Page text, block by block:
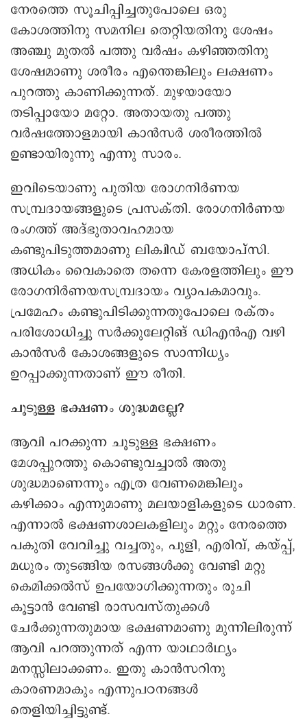
നേരത്തെ സൂചിപ്പിച്ചതുപോലെ ഒരു
കോശത്തിനു സമനില തെറ്റിയതിനു ശേഷം
അഞ്ചു മുതൽ പത്തു വർഷം കഴിഞ്ഞതിനു
ശേഷമാണു ശരീരം എന്തെങ്കിലും ലക്ഷണം
പുറത്തു കാണിക്കുന്നത്. മുഴയായോ
തടിപ്പായോ മറ്റോ. അതായതു പത്തു
വർഷത്തോളമായി കാൻസർ ശരീരത്തിൽ
ഉണ്ടായിരുന്നു എന്നു സാരം.
ഇവിടെയാണു പുതിയ രോഗനിർണയ
സമ്പ്രദായങ്ങളുടെ പ്രസക്തി. രോഗനിർണയ
രംഗത്ത് അദ്ഭുതാവഹമായ
കണ്ടുപിടുത്തമാണു ലിക്വിഡ് ബയോപ്സി.
അധികം വൈകാതെ തന്നെ കേരളത്തിലും ഈ
രോഗനിർണയസമ്പ്രദായം വ്യാപകമാവും.
പ്രമേഹം കണ്ടുപിടിക്കുന്നതുപോലെ രക്തം
പരിശോധിച്ചു സർക്കുലേറ്റിങ് ഡിഎൻഎ വഴി
കാൻസർ കോശങ്ങളുടെ സാന്നിധ്യം
ഉറപ്പാക്കുന്നതാണ് ഈ രീതി.
ചൂടുള്ള ഭക്ഷണം ശുദ്ധമല്ലേ?
ആവി പറക്കുന്ന ചൂടുള്ള ഭക്ഷണം
മേശപ്പുറത്തു കൊണ്ടുവച്ചാൽ അതു
ശുദ്ധമാണെന്നും എത്ര വേണമെങ്കിലും
കഴിക്കാം എന്നുമാണു മലയാളികളുടെ ധാരണ.
എന്നാൽ ഭക്ഷണശാലകളിലും മറ്റും നേരത്തെ
പകുതി വേവിച്ചു വച്ചതും, പുളി, എരിവ്, കയ്പ്പ്,
മധുരം തുടങ്ങിയ രസങ്ങൾക്കു വേണ്ടി മറ്റു
കെമിക്കൽസ് ഉപയോഗിക്കുന്നതും രുചി
കൂട്ടാൻ വേണ്ടി രാസവസ്തുക്കൾ
ചേർക്കുന്നതുമായ ഭക്ഷണമാണു മുന്നിലിരുന്ന്
ആവി പറത്തുന്നത് എന്ന യാഥാർഥ്യം
മനസ്സിലാക്കണം. ഇതു കാൻസറിനു
കാരണമാകും എന്നുപഠനങ്ങൾ
തെളിയിച്ചിട്ടുണ്ട്.